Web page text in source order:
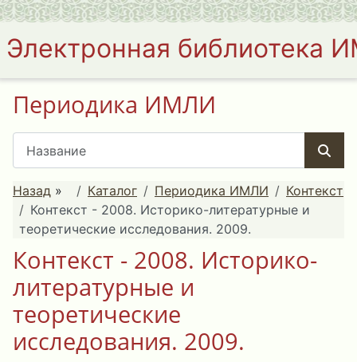
Электронная библиотека
Периодика ИМЛИ
Назад » Каталог Периодика ИМЛИ
Контекст
Контекст - 2008. Историко-литературные и
теоретические исследования. 2009.
Контекст - 2008. Историко-
литературные и
теоретические
исследования. 2009.